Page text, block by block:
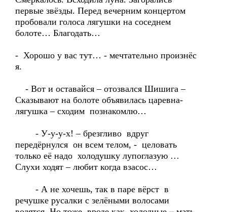
первые звёзды. Перед вечерним концертом
пробовали голоса лягушки на соседнем
болоте… Благодать…
- Хорошо у вас тут… - мечтательно произнёс
я.
- Вот и оставайся – отозвался Шишига –
Сказывают на болоте объявилась царевна-
лягушка – сходим познакомлю…
- У-у-у-х! – брезгливо вдруг
передёрнулся он всем телом, - целовать
только её надо холодушку лупоглазую …
Слухи ходят – любит когда взасос…
- А не хочешь, так в паре вёрст в
речушке русалки с зелёными волосами